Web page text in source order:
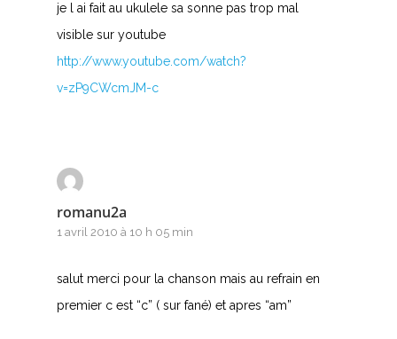
je l ai fait au ukulele sa sonne pas trop mal
visible sur youtube
http://www.youtube.com/watch?
v=zP9CWcmJM-c
romanu2a
1 avril 2010 à 10 h 05 min
salut merci pour la chanson mais au refrain en
premier c est “c” ( sur fané) et apres “am”